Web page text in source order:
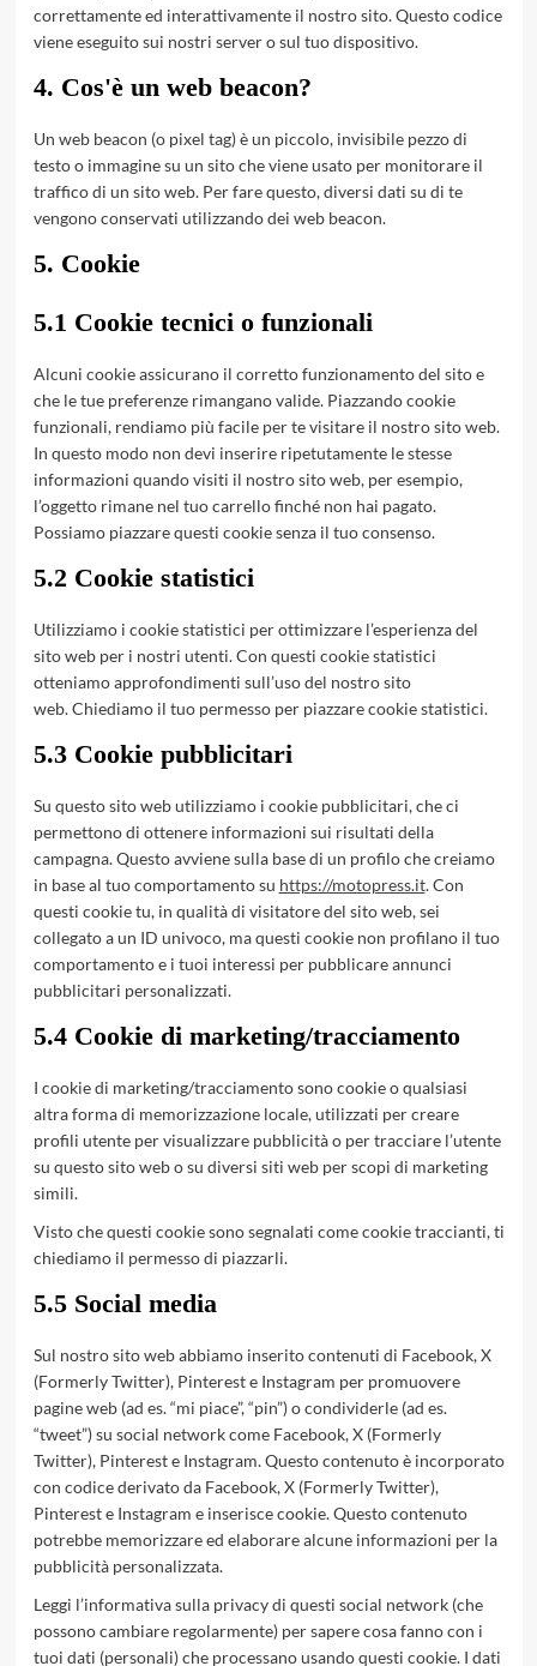
correttamente ed interattivamente il nostro sito. Questo codice
viene eseguito sui nostri server o sul tuo dispositivo.
4. Cos'è un web beacon?
Un web beacon (o pixel tag) è un piccolo, invisibile pezzo di
testo o immagine su un sito che viene usato per monitorare il
traffico di un sito web. Per fare questo, diversi dati su di te
vengono conservati utilizzando dei web beacon.
5. Cookie
5.1 Cookie tecnici o funzionali
Alcuni cookie assicurano il corretto funzionamento del sito e
che le tue preferenze rimangano valide. Piazzando cookie
funzionali, rendiamo più facile per te visitare il nostro sito web.
In questo modo non devi inserire ripetutamente le stesse
informazioni quando visiti il nostro sito web, per esempio,
l’oggetto rimane nel tuo carrello finché non hai pagato.
Possiamo piazzare questi cookie senza il tuo consenso.
5.2 Cookie statistici
Utilizziamo i cookie statistici per ottimizzare l’esperienza del
sito web per i nostri utenti. Con questi cookie statistici
otteniamo approfondimenti sull’uso del nostro sito
web. Chiediamo il tuo permesso per piazzare cookie statistici.
5.3 Cookie pubblicitari
Su questo sito web utilizziamo i cookie pubblicitari, che ci
permettono di ottenere informazioni sui risultati della
campagna. Questo avviene sulla base di un profilo che creiamo
in base al tuo comportamento su https://motopress.it. Con
questi cookie tu, in qualità di visitatore del sito web, sei
collegato a un ID univoco, ma questi cookie non profilano il tuo
comportamento e i tuoi interessi per pubblicare annunci
pubblicitari personalizzati.
5.4 Cookie di marketing/tracciamento
I cookie di marketing/tracciamento sono cookie o qualsiasi
altra forma di memorizzazione locale, utilizzati per creare
profili utente per visualizzare pubblicità o per tracciare l’utente
su questo sito web o su diversi siti web per scopi di marketing
simili.
Visto che questi cookie sono segnalati come cookie traccianti, ti
chiediamo il permesso di piazzarli.
5.5 Social media
Sul nostro sito web abbiamo inserito contenuti di Facebook, X
(Formerly Twitter), Pinterest e Instagram per promuovere
pagine web (ad es. “mi piace”, “pin”) o condividerle (ad es.
“tweet”) su social network come Facebook, X (Formerly
Twitter), Pinterest e Instagram. Questo contenuto è incorporato
con codice derivato da Facebook, X (Formerly Twitter),
Pinterest e Instagram e inserisce cookie. Questo contenuto
potrebbe memorizzare ed elaborare alcune informazioni per la
pubblicità personalizzata.
Leggi l’informativa sulla privacy di questi social network (che
possono cambiare regolarmente) per sapere cosa fanno con i
tuoi dati (personali) che processano usando questi cookie. I dati